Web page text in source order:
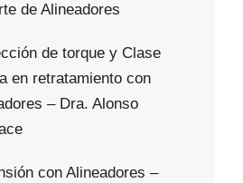
de Alineadores
de torque y Clase
en retratamiento con
– Dra. Alonso
con Alineadores –